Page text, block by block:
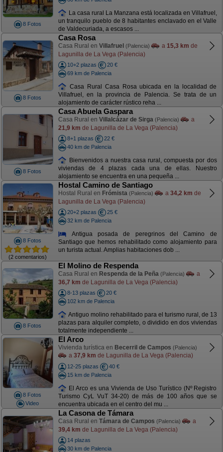
8 Fotos
La casa rural La Manzana está localizada en Villafruel,
un tranquilo pueblo de 8 habitantes enclavado en el Valle
de Valdecuriada, a escasos ...
8 Fotos
Casa Rosa
Casa Rural en Villafruel (Palencia) a 15,3 km de
Lagunilla de La Vega (Palencia)
10+2 plazas
20 €
69 km de Palencia
Casa Rural Casa Rosa ubicada en la localidad de
Villafruel, en la provincia de Palencia. Se trata de un
alojamiento de carácter rústico reha ...
8 Fotos
Casa Abuela Gaspara
Casa Rural en Villalcázar de Sirga (Palencia)
a
21,9 km de Lagunilla de La Vega (Palencia)
8+1 plazas
22 €
40 km de Palencia
Bienvenidos a nuestra casa rural, compuesta por dos
viviendas de 4 plazas cada una de ellas. Nuestro
alojamiento se encuentra en una pequeña ...
8 Fotos
(2 comentarios)
Hostal Camino de Santiago
Hostal Rural en Frómista (Palencia) a 34,2 km de
Lagunilla de La Vega (Palencia)
20+2 plazas
25 €
32 km de Palencia
Antigua posada de peregrinos del Camino de
Santiago que hemos rehabilitado como alojamiento para
un turista actual. Amplias habitaciones dob ...
8 Fotos
El Molino de Respenda
Casa Rural en Respenda de la Peña (Palencia)
a
36,7 km de Lagunilla de La Vega (Palencia)
8-13 plazas
20 €
102 km de Palencia
Antiguo molino rehabilitado para el turismo rural, de 13
plazas para alquiler completo, o dividido en dos viviendas
totalmente independiente ...
8 Fotos
Video
El Arco
Vivienda turística en Becerril de Campos (Palencia)
a 37,9 km de Lagunilla de La Vega (Palencia)
12-25 plazas
40 €
15 km de Palencia
El Arco es una Vivienda de Uso Turístico (Nº Registro
Turismo CyL VuT 34-20) de más de 100 años que se
encuentra ubicada en el centro del mu ...
La Casona de Támara
Casa Rural en Támara de Campos (Palencia)
a
39,4 km de Lagunilla de La Vega (Palencia)
14 plazas
30 km de Palencia